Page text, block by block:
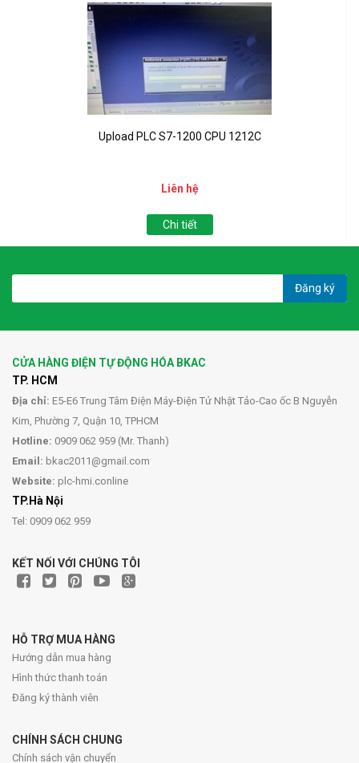
Upload PLC S7-1200 CPU 1212C
Liên hệ
Chi tiết
Đăng ký
CỬA HÀNG ĐIỆN TỰ ĐỘNG HÓA BKAC
TP. HCM
Địa chỉ: E5-E6 Trung Tâm Điện Máy-Điện Tử Nhật Tảo-Cao ốc B Nguyễn
Kim, Phường 7, Quận 10, TPHCM
Hotline: 0909 062 959 (Mr. Thanh)
Email: bkac2011@gmail.com
Website: plc-hmi.conline
TP.Hà Nội
Tel: 0909 062 959
KẾT NỐI VỚI CHÚNG TÔI
HỖ TRỢ MUA HÀNG
Hướng dẫn mua hàng
Hình thức thanh toán
Đăng ký thành viên
CHÍNH SÁCH CHUNG
Chính sách vận chuyển